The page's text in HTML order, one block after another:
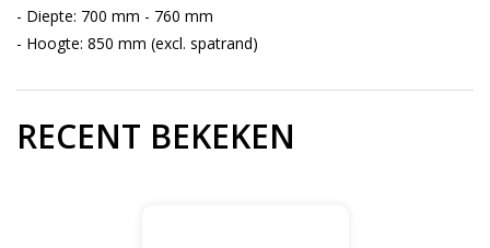
- Diepte: 700 mm - 760 mm
- Hoogte: 850 mm (excl. spatrand)
RECENT BEKEKEN